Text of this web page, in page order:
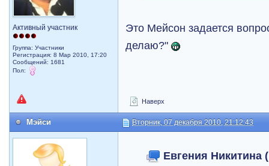
Активный участник
Группа: Участники
Регистрация: 8 Мар 2010, 17:20
Сообщений: 1681
Пол:
Это Мейсон задается
делаю?"
Наверх
Мэйси Вторник, 07 декабря 2010, 21:12:43
Евгения Никитина